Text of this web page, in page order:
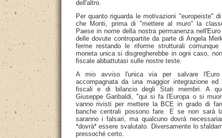
dell'altro.
Per quanto riguarda le motivazioni "europeiste"
che Monti, prima di "mettere al muro" la
Paese in nome della nostra permanenza
delle dovute contropartite da parte di Angela
ferme restando le riforme strutturali
moneta unica si disgregherebbe in ogni caso,
fiscale abbattutasi sulle nostre teste.
A mio avviso l'unica via per salvare
accompagnata da una maggior integrazione
fiscali e di bilancio degli Stati membri. A
Giuseppe Garibaldi, "qui si fa l'Europa o si
vanno rivisti per mettere la BCE in grado di
banche centrali possono fare. E se non sarà
saranno i falsari, ma qualcuno dovrà
*dovrà* essere svalutato. Diversamente lo
pressoché certo.